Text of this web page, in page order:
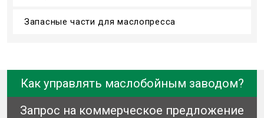
Запасные части для маслопресса
Как управлять маслобойным заводом?
Запрос на коммерческое предложение